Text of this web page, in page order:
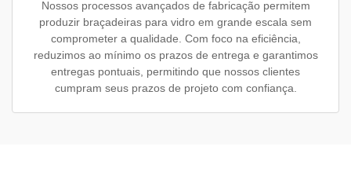
Nossos processos avançados de fabricação permitem
produzir braçadeiras para vidro em grande escala sem
comprometer a qualidade. Com foco na eficiência,
reduzimos ao mínimo os prazos de entrega e garantimos
entregas pontuais, permitindo que nossos clientes
cumpram seus prazos de projeto com confiança.